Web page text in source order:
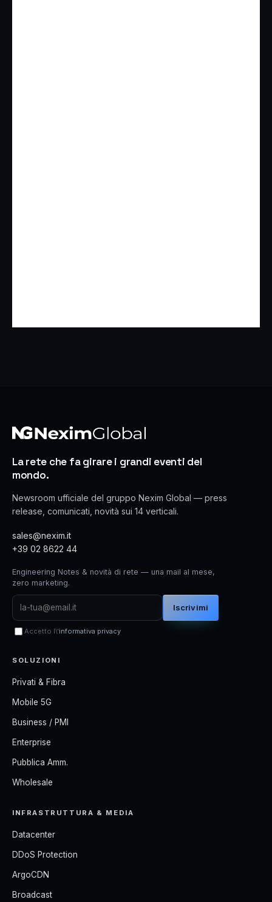
La rete che fa girare i grandi eventi del
mondo.
Newsroom ufficiale del gruppo Nexim Global — press
release, comunicati, novità sui 14 verticali.
sales@nexim.it
+39 02 8622 44
Engineering Notes & novità di rete — una mail al mese,
zero marketing.
Iscrivimi
Accetto l\'informativa privacy
SOLUZIONI
Privati & Fibra
Mobile 5G
Business / PMI
Enterprise
Pubblica Amm.
Wholesale
INFRASTRUTTURA & MEDIA
Datacenter
DDoS Protection
ArgoCDN
Broadcast